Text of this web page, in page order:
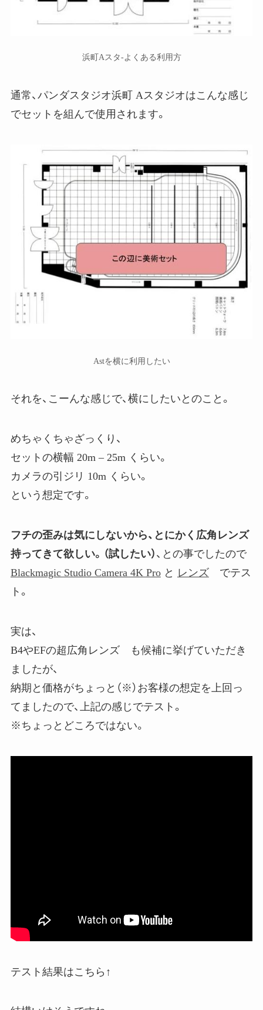
浜町Aスタ-よくある利用方
通常、パンダスタジオ浜町 Aスタジオはこんな感じ
でセットを組んで使用されます。
Astを横に利用したい
それを、こーんな感じで、横にしたいとのこと。
めちゃくちゃざっくり、
セットの横幅 20m – 25m くらい。
カメラの引ジリ 10m くらい。
という想定です。
フチの歪みは気にしないから、とにかく広角レンズ
持ってきて欲しい。（試したい） 、との事でしたので
Blackmagic Studio Camera 4K Proと レンズでテス
ト。
実は、
B4やEFの超広角レンズ も候補に挙げていただき
ましたが、
納期と価格がちょっと（※）お客様の想定を上回っ
てましたので、上記の感じでテスト。
※ちょっとどころではない。
テスト結果はこちら↑